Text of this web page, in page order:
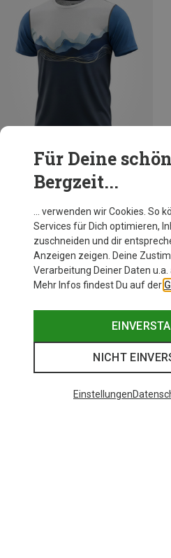
Du sparst 28%
Für Deine
Bergzeit...
… verwenden wir Cookies. So
Services für Dich optimieren,
zuschneiden und dir
Anzeigen zeigen. Deine
Verarbeitung Deiner Daten u.a.
Mehr Infos findest Du auf der
NICHT
Einstellungen